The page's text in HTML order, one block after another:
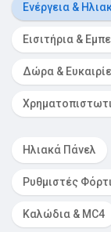
Ενέργεια &
Εισιτήρια &
Δώρα &
Ηλιακά Πάνελ
Ρυθμιστές
Καλώδια & MC4